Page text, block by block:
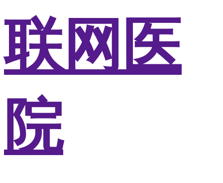
联网医
院